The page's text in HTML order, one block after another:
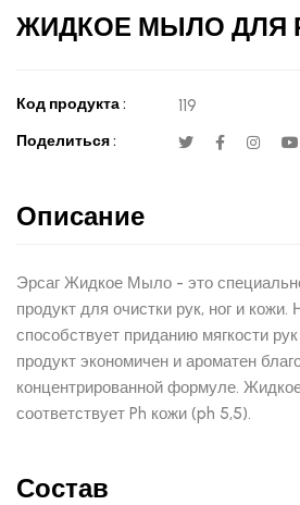
ЖИДКОЕ МЫЛО ДЛЯ
Код продукта : 119
Поделиться :
Описание
Эрсаг Жидкое Мыло - это
продукт для очистки рук, ног и
способствует приданию мягкости
продукт экономичен и ароматен
концентрированной формуле.
соответствует Ph кожи (ph 5,5).
Состав